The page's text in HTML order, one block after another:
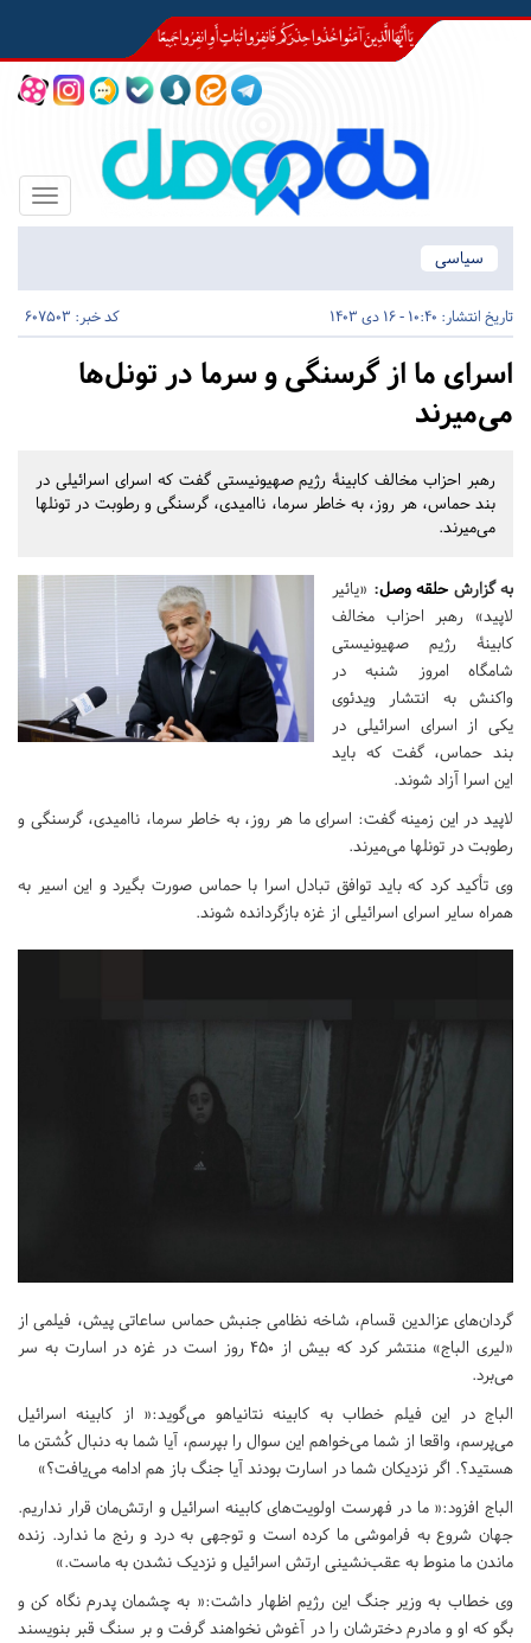
Toggle
سیاسی
تاریخ انتشار: 10:40 - 16 دی 1403 کد خبر: 607503
اسرای ما از گرسنگی و سرما در تونل‌ها
می‌میرند
رهبر احزاب مخالف کابینۀ رژیم‌ صهیونیستی گفت که اسرای اسرائیلی در
بند حماس، هر روز، به خاطر سرما، ناامیدی، گرسنگی و رطوبت در تونلها
می‌میرند.
به گزارش حلقه وصل: «یائیر
لاپید» رهبر احزاب مخالف
کابینۀ رژیم‌ صهیونیستی
شامگاه امروز شنبه در
واکنش به انتشار ویدئوی
یکی از اسرای اسرائیلی در
بند حماس، گفت که باید
این اسرا آزاد شوند.
لاپید در این زمینه گفت: اسرای ما هر روز، به خاطر سرما، ناامیدی، گرسنگی و
رطوبت در تونلها می‌میرند.
وی تأکید کرد که باید توافق تبادل اسرا با حماس صورت بگیرد و این اسیر به
همراه سایر اسرای اسرائیلی از غزه بازگردانده شوند.
گردان‌های عزالدین قسام، شاخه نظامی جنبش حماس ساعاتی پیش، فیلمی از
«لیری‌ الباج» منتشر کرد که بیش از ۴۵۰ روز است در غزه در اسارت به سر
می‌برد.
الباج‌ در این فیلم خطاب به کابینه نتانیاهو می‌گوید:« از کابینه اسرائیل
می‌پرسم، واقعا از شما می‌خواهم این سوال را بپرسم، آیا شما به دنبال کُشتن ما
هستید؟. اگر نزدیکان شما در اسارت بودند آیا جنگ باز هم ادامه می‌یافت؟»
الباج‌ افزود:« ما در فهرست اولویت‌های کابینه اسرائیل و ارتش‌مان قرار نداریم.
جهان شروع به فراموشی ما کرده است و توجهی به درد و رنج ما ندارد. زنده
ماندن ما منوط به عقب‌نشینی ارتش اسرائیل و نزدیک نشدن به ماست.»
وی خطاب به وزیر جنگ این رژیم ‌اظهار داشت:« به چشمان پدرم نگاه کن و
بگو که او و مادرم دخترشان را در آغوش نخواهند گرفت و بر سنگ قبر بنویسند